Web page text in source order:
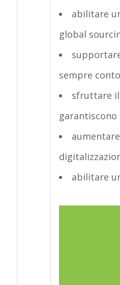
abilitare
global
sempre
sfruttare il
abilitare